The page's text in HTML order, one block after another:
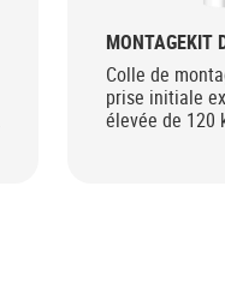
MONTAGEKIT
Colle de
prise initiale
élevée de 120